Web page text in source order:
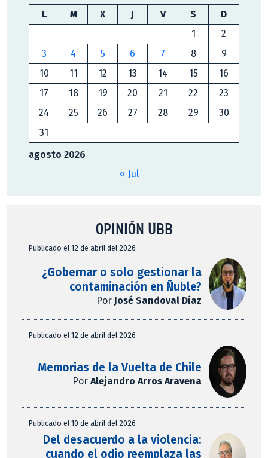
agosto 2026
L M X J V S
D
1
2
3
4 5 6 7 8
9
10
11 12 13 14 15
16
17
18 19 20 21 22
23
24
25 26 27 28 29
30
31
« Jul
OPINIÓN UBB
Publicado el 12 de abril del 2026
¿Gobernar o solo gestionar la
contaminación en Ñuble?
Por José Sandoval Díaz
Publicado el 12 de abril del 2026
Memorias de la Vuelta de Chile
PorAlejandro Arros Aravena
Publicado el 10 de abril del 2026
Del desacuerdo a la violencia:
cuando el odio reemplaza las